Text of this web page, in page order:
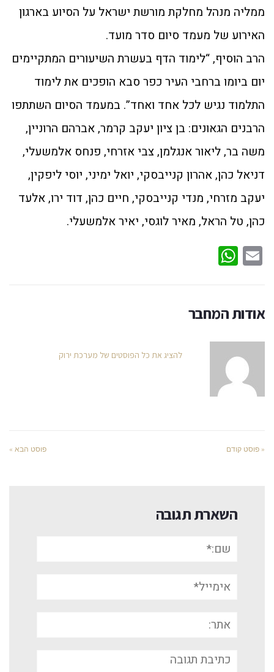
ממליה מנהל מחלקת מורשת ישראל על הסיוע בארגון
האירוע של מעמד סיום סדר מועד.
הרב הוסיף, “לימוד הדף בעשרת השיעורים המתקיימים
יום ביומו ברחבי העיר כפר סבא הופכים את לימוד
התלמוד נגיש לכל אחד ואחד”. במעמד הסיום השתתפו
הרבנים הגאונים: בן ציון יעקב קרמר, אברהם הרוניין,
משה בר, ליאור אנגלמן, צבי אזרחי, פנחס אלמשעלי,
דניאל כהן, אהרון קנייבסקי, יואל ימיני, יוסי ליפקין,
יעקב מזרחי, מנדי קנייבסקי, חיים כהן, דוד ירו, אלעד
כהן, טל הראל, מאיר לוגסי, יאיר אלמשעלי.
Email
אודות המחבר
להציג את כל הפוסטים של מערכת ירוק
« פוסט קודם פוסט הבא »
השארת תגובה
אימייל*
תגובה